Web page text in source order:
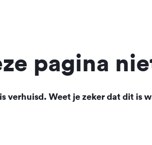
pagina
verhuisd. Weet je zeker dat dit is